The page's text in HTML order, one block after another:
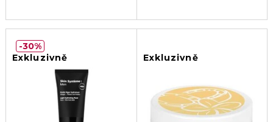
Exkluzivně
30%
Exkluzivně